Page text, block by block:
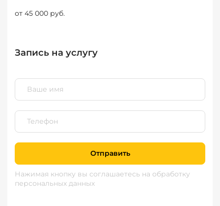
от 45 000 руб.
Запись на услугу
Отправить
Нажимая кнопку вы соглашаетесь на обработку
персональных данных